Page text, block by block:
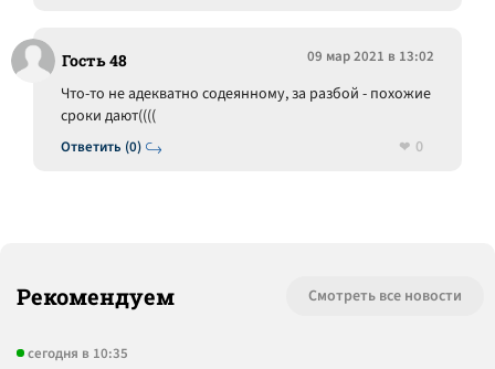
Гость 48 09 мар 2021 в 13:02
Ответить (0)
Что-то не адекватно содеянному, за разбой - похожие
сроки дают((((
0
Рекомендуем Смотреть все новости
сегодня в 10:35